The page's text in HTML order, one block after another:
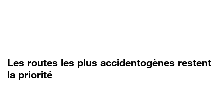
Les routes les plus accidentogènes restent
la priorité